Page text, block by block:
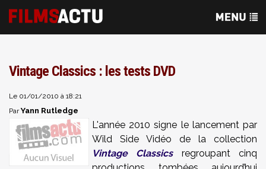
Vintage Classics : les tests DVD
Le 01/01/2010 à 18:21
ParYann Rutledge
L'année 2010 signe le lancement par
Wild Side Vidéo de la collection
Vintage Classicsregroupant cinq